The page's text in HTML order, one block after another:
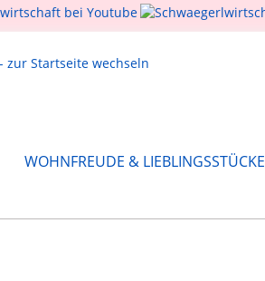
WOHNFREUDE & LIEBLINGSSTÜCKE